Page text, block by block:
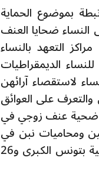
بموضوع الحماية
النساء ضحايا العنف
التعهد بالنساء
الديمقراطيات
لاستقصاء آرائهن
على العوائق
والصعوبات الحائلة دون نفاذهن التام إلى العدالة وإلى الحماية حيث تم استجواب 20 ضحية عنف زوجي في
ومحاميات نبن في
مثل هذه القضايا إضافة إلى تجميع 25 قرار حماية صادر عن مختلف المحاكم الابتدائية بتونس الكبرى و26